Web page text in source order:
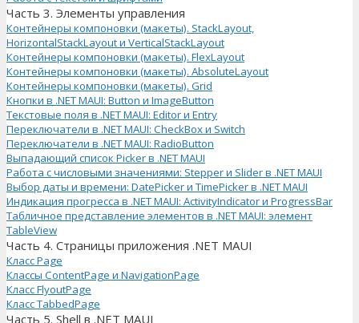
Часть 3. Элементы управления
Контейнеры компоновки (макеты). StackLayout,
HorizontalStackLayout и VerticalStackLayout
Контейнеры компоновки (макеты). FlexLayout
Контейнеры компоновки (макеты). AbsoluteLayout
Контейнеры компоновки (макеты). Grid
Кнопки в .NET MAUI: Button и ImageButton
Текстовые поля в .NET MAUI: Editor и Entry
Переключатели в .NET MAUI: CheckBox и Switch
Переключатели в .NET MAUI: RadioButton
Выпадающий список Picker в .NET MAUI
Работа с числовыми значениями: Stepper и Slider в .NET MAUI
Выбор даты и времени: DatePicker и TimePicker в .NET MAUI
Индикация прогресса в .NET MAUI: ActivityIndicator и ProgressBar
Табличное представление элементов в .NET MAUI: элемент
TableView
Часть 4. Страницы приложения .NET MAUI
Класс Page
Классы ContentPage и NavigationPage
Класс FlyoutPage
Класс TabbedPage
Часть 5. Shell в .NET MAUI